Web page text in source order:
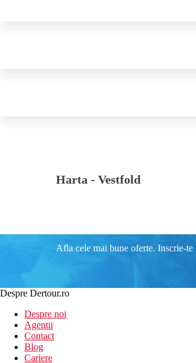
Harta - Vestfold
Afla cele mai bune oferte. Inscrie-te
Despre Dertour.ro
Despre noi
Agentii
Contact
Blog
Cariere